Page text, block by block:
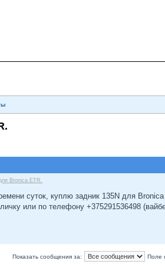
Bronica ETR.
суток, куплю задник 135N для
или по телефону +375291536498
Показать сообщения за: Поле